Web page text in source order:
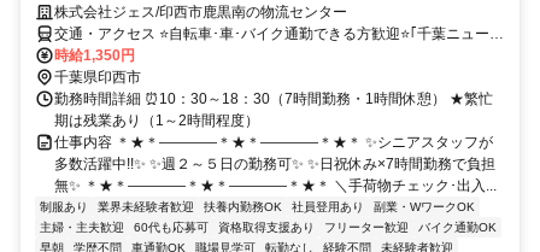
株式会社ジェス/印西市鹿黒南の物流センター
交通・アクセス ⭐自転車･車･バイク通勤できる方歓迎⭐｢千葉ニュータ
ウン中央駅｣ 車9分･バス15分(駅北口にバス停アリ)⭐
時給1,350円
千葉県印西市
勤務時間詳細 ⏰10：30～18：30（7時間勤務・1時間休憩） ★繁忙
期は残業あり（1～2時間程度）
仕事内容 ＊★＊――――＊★＊――――＊★＊ ✨シニアスタッフが
多数活躍中!!✨ ✨週２～５日の勤務可✨ ✨日祝休み×7時間勤務で負担
無✨ ＊★＊――――＊★＊――――＊★＊ ＼手荷物チェック･出入...
制服あり 業界未経験者歓迎 扶養内勤務OK 社員登用あり
副業・WワークOK
主婦・主夫歓迎
60代も応募可 資格取得支援あり フリーター歓迎
バイク通勤OK
早朝
学歴不問 車通勤OK 職場見学可 転勤なし 経験不問
未経験者歓迎